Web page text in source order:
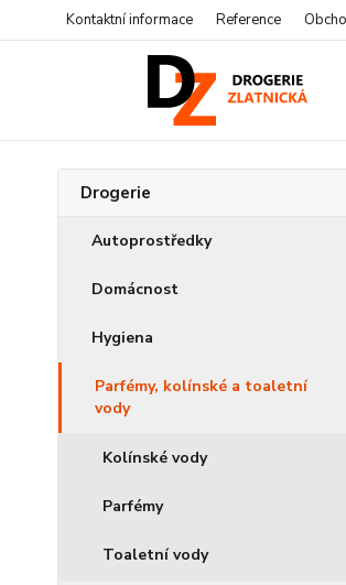
Kontaktní informace Reference
Drogerie
Autoprostředky
Domácnost
Hygiena
Parfémy, kolínské a toaletní
vody
Kolínské vody
Parfémy
Toaletní vody